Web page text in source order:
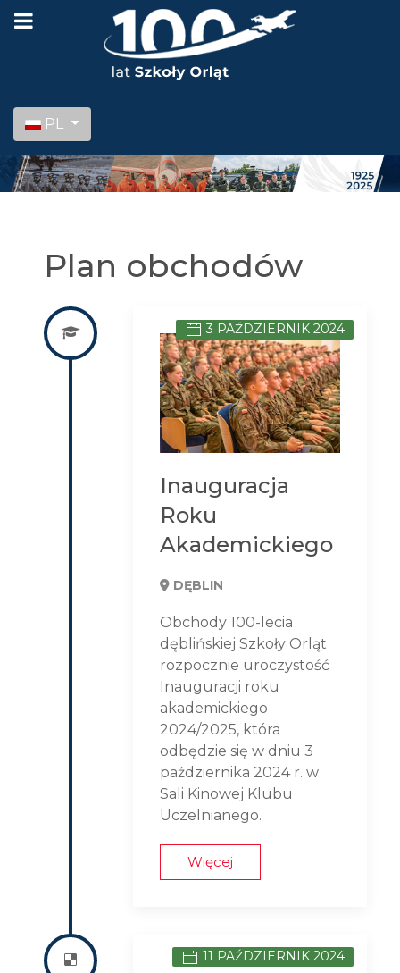
Wybierz swój język
PL
Plan obchodów
Inauguracja
Roku
Akademickiego
DĘBLIN
Obchody 100-lecia
dęblińskiej Szkoły Orląt
rozpocznie uroczystość
Inauguracji roku
akademickiego
2024/2025, która
odbędzie się w dniu 3
października 2024 r. w
Sali Kinowej Klubu
Uczelnianego.
Więcej
3 PAŹDZIERNIK 2024
11 PAŹDZIERNIK 2024